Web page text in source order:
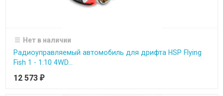
Нет в наличии
Радиоуправляемый автомобиль для дрифта HSP Flying
Fish 1 - 1:10 4WD...
12 573 ₽